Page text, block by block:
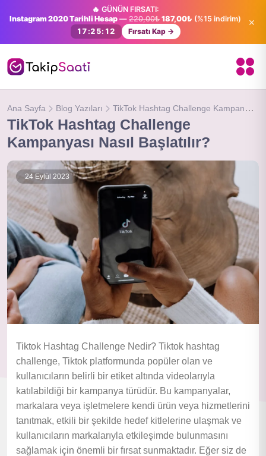
🔥 GÜNÜN FIRSATI:
Instagram 2020 Tarihli Hesap — 220,00₺ 187,00₺ (%15 indirim)
17:25:11
Fırsatı Kap →
×
Ana Sayfa Blog Yazıları TikTok Hashtag Challenge Kampanyası Nasıl Başlatılır?
TikTok Hashtag Challenge
Kampanyası Nasıl Başlatılır?
24 Eylül 2023
Tiktok Hashtag Challenge Nedir? Tiktok hashtag
challenge, Tiktok platformunda popüler olan ve
kullanıcıların belirli bir etiket altında videolarıyla
katılabildiği bir kampanya türüdür. Bu kampanyalar,
markalara veya işletmelere kendi ürün veya hizmetlerini
tanıtmak, etkili bir şekilde hedef kitlelerine ulaşmak ve
kullanıcıların markalarıyla etkileşimde bulunmasını
sağlamak için önemli bir fırsat sunmaktadır. Eğer siz de